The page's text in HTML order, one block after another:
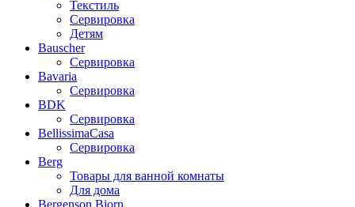
Текстиль
Сервировка
Детям
Bauscher
Сервировка
Bavaria
Сервировка
BDK
Сервировка
BellissimaCasa
Сервировка
Berg
Товары для ванной комнаты
Для дома